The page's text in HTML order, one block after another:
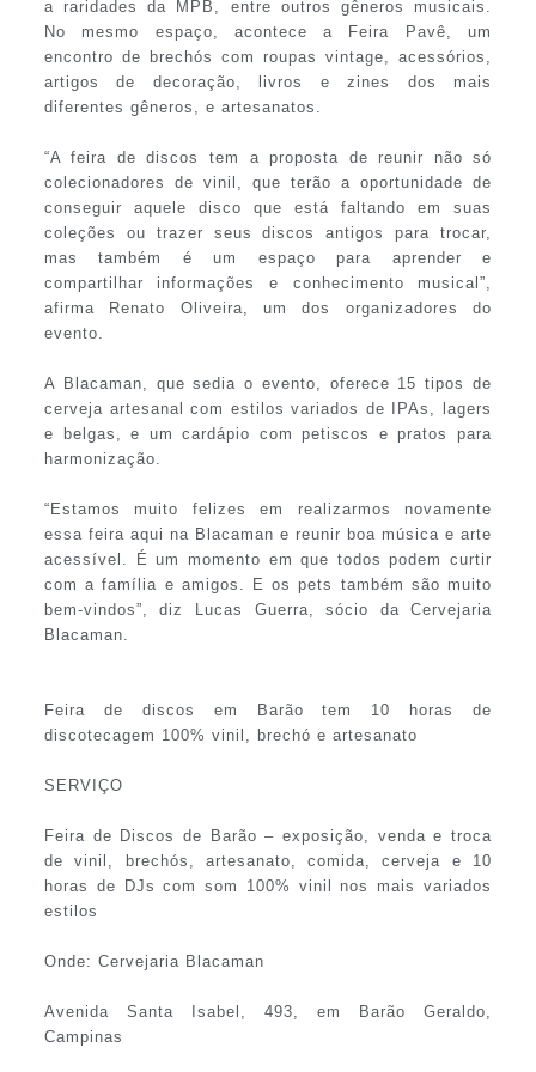
a raridades da MPB, entre outros gêneros musicais.
No mesmo espaço, acontece a Feira Pavê, um
encontro de brechós com roupas vintage, acessórios,
artigos de decoração, livros e zines dos mais
diferentes gêneros, e artesanatos.
“A feira de discos tem a proposta de reunir não só
colecionadores de vinil, que terão a oportunidade de
conseguir aquele disco que está faltando em suas
coleções ou trazer seus discos antigos para trocar,
mas também é um espaço para aprender e
compartilhar informações e conhecimento musical”,
afirma Renato Oliveira, um dos organizadores do
evento.
A Blacaman, que sedia o evento, oferece 15 tipos de
cerveja artesanal com estilos variados de IPAs, lagers
e belgas, e um cardápio com petiscos e pratos para
harmonização.
“Estamos muito felizes em realizarmos novamente
essa feira aqui na Blacaman e reunir boa música e arte
acessível. É um momento em que todos podem curtir
com a família e amigos. E os pets também são muito
bem-vindos”, diz Lucas Guerra, sócio da Cervejaria
Blacaman.
Feira de discos em Barão tem 10 horas de
discotecagem 100% vinil, brechó e artesanato
SERVIÇO
Feira de Discos de Barão – exposição, venda e troca
de vinil, brechós, artesanato, comida, cerveja e 10
horas de DJs com som 100% vinil nos mais variados
estilos
Onde: Cervejaria Blacaman
Avenida Santa Isabel, 493, em Barão Geraldo,
Campinas